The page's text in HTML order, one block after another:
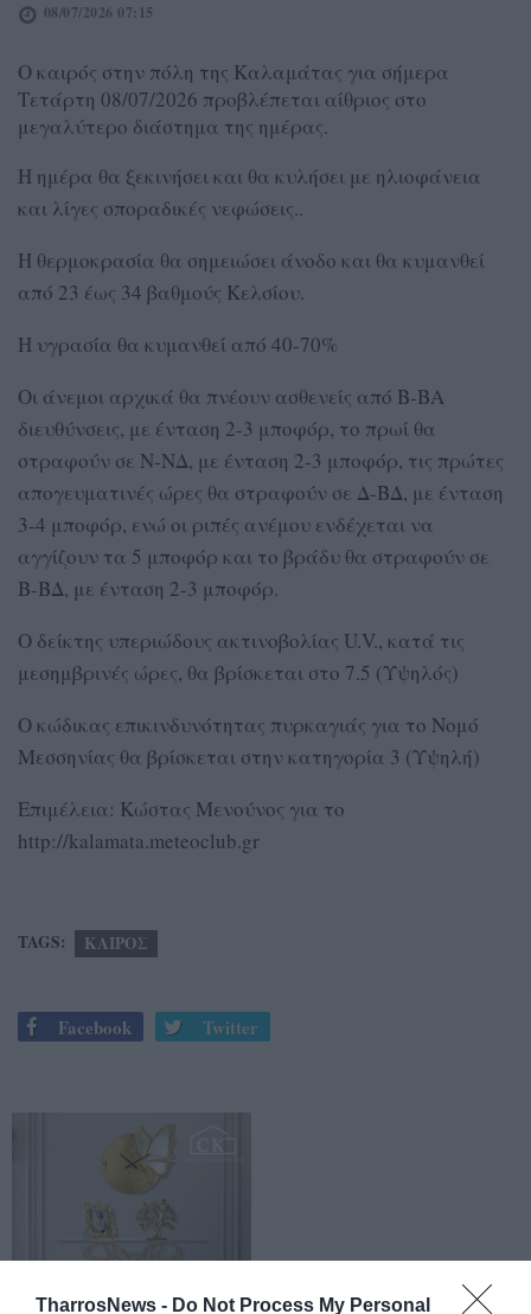
TharrosNews - Do Not Process My Personal
08/07/2026 07:15
Ο καιρός στην πόλη της Καλαμάτας για σήμερα
Τετάρτη 08/07/2026 προβλέπεται αίθριος στο
μεγαλύτερο διάστημα της ημέρας.
Η ημέρα θα ξεκινήσει και θα κυλήσει με ηλιοφάνεια
και λίγες σποραδικές νεφώσεις..
Η θερμοκρασία θα σημειώσει άνοδο και θα κυμανθεί
από 23 έως 34 βαθμούς Κελσίου.
Η υγρασία θα κυμανθεί από 40-70%
Οι άνεμοι αρχικά θα πνέουν ασθενείς από Β-ΒΑ
διευθύνσεις, με ένταση 2-3 μποφόρ, το πρωί θα
στραφούν σε Ν-ΝΔ, με ένταση 2-3 μποφόρ, τις πρώτες
απογευματινές ώρες θα στραφούν σε Δ-ΒΔ, με ένταση
3-4 μποφόρ, ενώ οι ριπές ανέμου ενδέχεται να
αγγίζουν τα 5 μποφόρ και το βράδυ θα στραφούν σε
Β-ΒΔ, με ένταση 2-3 μποφόρ.
Ο δείκτης υπεριώδους ακτινοβολίας U.V., κατά τις
μεσημβρινές ώρες, θα βρίσκεται στο 7.5 (Υψηλός)
Ο κώδικας επικινδυνότητας πυρκαγιάς για το Νομό
Μεσσηνίας θα βρίσκεται στην κατηγορία 3 (Υψηλή)
Επιμέλεια: Κώστας Μενούνος για το
http://kalamata.meteoclub.gr
TAGS: ΚΑΙΡΟΣ
Facebook Twitter